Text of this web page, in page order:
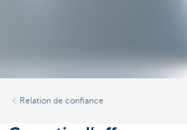
Relation de confiance